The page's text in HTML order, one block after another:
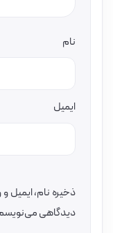
نام
ایمیل
ذخیره نام، ایمیل
دیدگاهی